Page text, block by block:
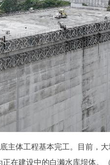
体工程基本完工。目前，
在建设中的白濑水库坝体。